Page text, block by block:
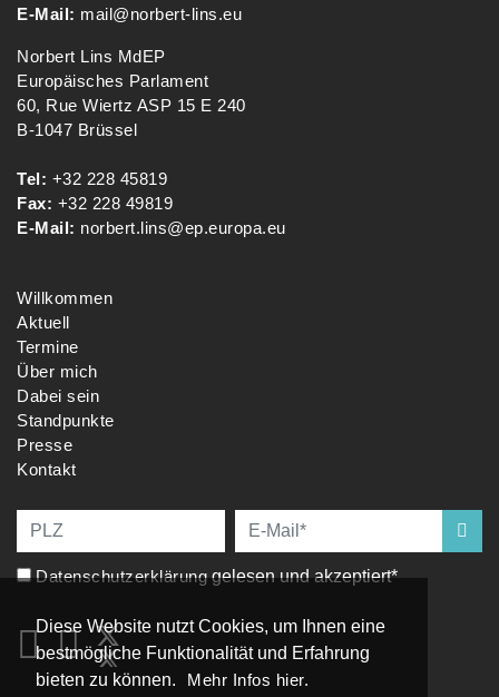
Diese Website nutzt Cookies, um Ihnen eine
bestmögliche Funktionalität und Erfahrung
bieten zu können.
Mehr Infos hier.
E-Mail: mail@norbert-lins.eu
Norbert Lins MdEP
Europäisches Parlament
60, Rue Wiertz ASP 15 E 240
B-1047 Brüssel
Tel: +32 228 45819
Fax: +32 228 49819
E-Mail: norbert.lins@ep.europa.eu
Willkommen
Aktuell
Termine
Über mich
Dabei sein
Standpunkte
Presse
Kontakt
Datenschutzerklärunggelesen und akzeptiert*